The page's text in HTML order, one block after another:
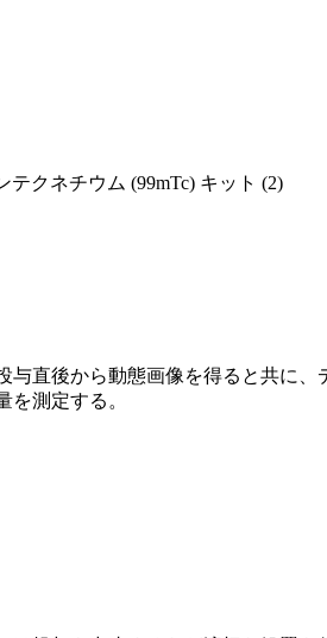
クネチウム (99mTc) キット (2)
直後から動態画像を得ると共に
測定する。